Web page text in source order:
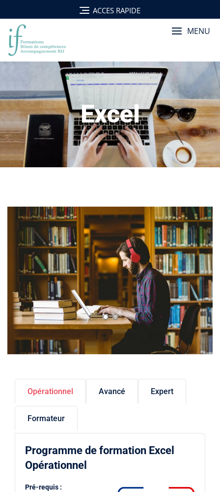
to
content
ACCES RAPIDE
MENU
Excel
Opérationnel Avancé Expert
Formateur
Programme de formation Excel
Opérationnel
Pré-requis :